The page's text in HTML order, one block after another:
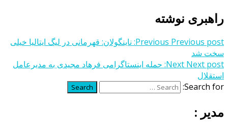
راهبری نوشته
Previous Previous post:
ناینگولان: قهرمانی در لیگ ایتالیا خیلی
سخت شد
Next Next post:
حمله اینستاگرامی فرهاد مجیدی به مدیرعامل
استقلال
Search for:
Search
مدیر :